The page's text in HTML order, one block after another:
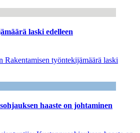
laski edelleen
Rakentamisen työntekijämäärä laski
haaste on johtaminen